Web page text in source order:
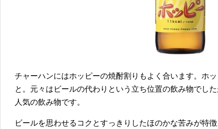
チャーハンにはホッピーの焼酎割りもよく合います。ホ
と。元々はビールの代わりという立ち位置の飲み物でし
人気の飲み物です。
ビールを思わせるコクとすっきりしたほのかな苦みが特